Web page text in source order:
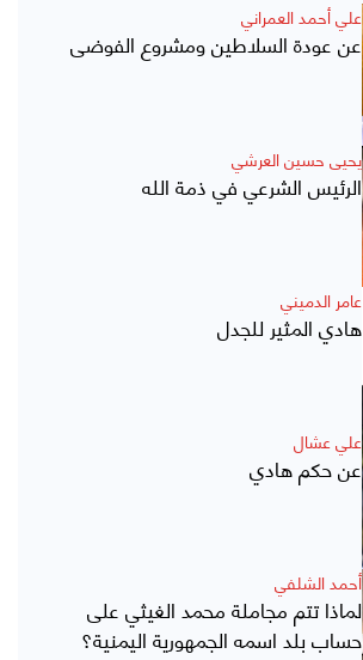
علي أحمد العمراني
عن عودة السلاطين ومشروع الفوضى
يحيى حسين العرشي
الرئيس الشرعي في ذمة الله
عامر الدميني
هادي المثير للجدل
علي عشال
عن حكم هادي
أحمد الشلفي
لماذا تتم مجاملة محمد الغيثي على
حساب بلد اسمه الجمهورية اليمنية؟